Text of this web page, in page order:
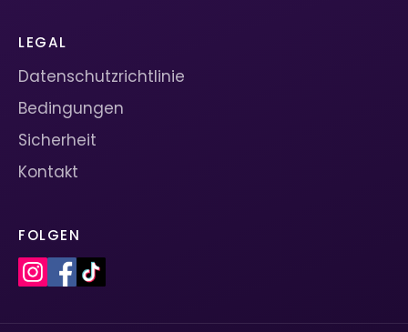
LEGAL
Datenschutzrichtlinie
Bedingungen
Sicherheit
Kontakt
FOLGEN